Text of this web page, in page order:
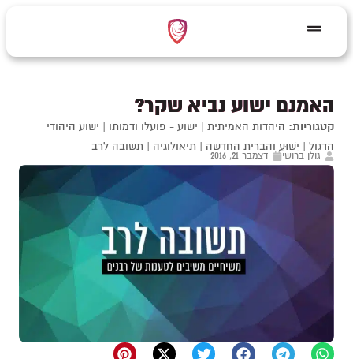
האמנם ישוע נביא שקר?
קטגוריות: היהדות האמיתית | ישוע - פועלו ודמותו | ישוע היהודי
הדגול | יֵשׁוּעַ והברית החדשה | תיאולוגיה | תשובה לרב
גולן ברושי דצמבר 21, 2016